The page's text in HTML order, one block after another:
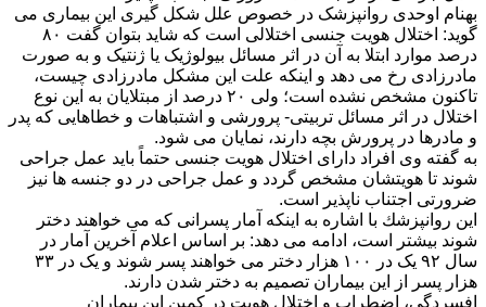
بهنام اوحدی روانپزشک در خصوص علل شکل گیری این بیمارى می
گوید: اختلال هویت جنسی اختلالی است که شاید بتوان گفت ۸۰
درصد موارد ابتلا به آن در اثر مسائل بیولوژیک یا ژنتیک و به صورت
مادرزادی رخ می دهد و اینکه علت این مشکل مادرزادی چیست،
تاکنون مشخص نشده است؛ ولی ۲۰ درصد از مبتلایان به این نوع
اختلال در اثر مسائل تربیتی- پرورشی و اشتباهات و خطاهایی که پدر
و مادرها در پرورش بچه دارند، نمایان می شود.
به گفته وی افراد دارای اختلال هویت جنسی حتماً باید عمل جراحی
شوند تا هویتشان مشخص گردد و عمل جراحی در دو جنسه ها نیز
ضرورتی اجتناب ناپذیر است.
این روانپزشك با اشاره به اینکه آمار پسرانی که می خواهند دختر
شوند بیشتر است، ادامه می دهد: بر اساس اعلام آخرین آمار در
سال ٩٢ یک در ۱۰۰ هزار دختر می خواهند پسر شوند و یک در ۳۳
هزار پسر از این بیماران تصمیم به دختر شدن دارند.
افسردگی، اضطراب و اختلال هویت در کمین این بیماران